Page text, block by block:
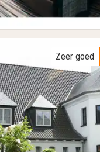
foto
Zeer goed